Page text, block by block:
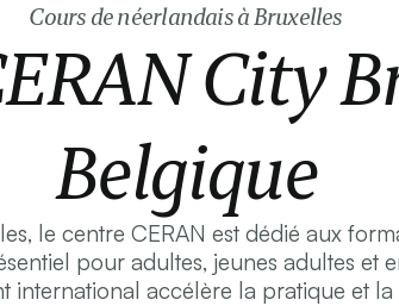
Cours de néerlandais à Bruxelles
City
Belgique
le centre CERAN est dédié aux
pour adultes, jeunes adultes et
international accélère la pratique et